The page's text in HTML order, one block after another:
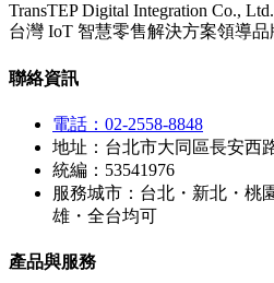
TransTEP Digital Integration Co., Ltd.
台灣 IoT 智慧零售解決方案領導品
聯絡資訊
電話：02-2558-8848
地址：台北市大同區長安西
統編：53541976
服務城市：台北・新北・桃
雄・全台均可
產品與服務